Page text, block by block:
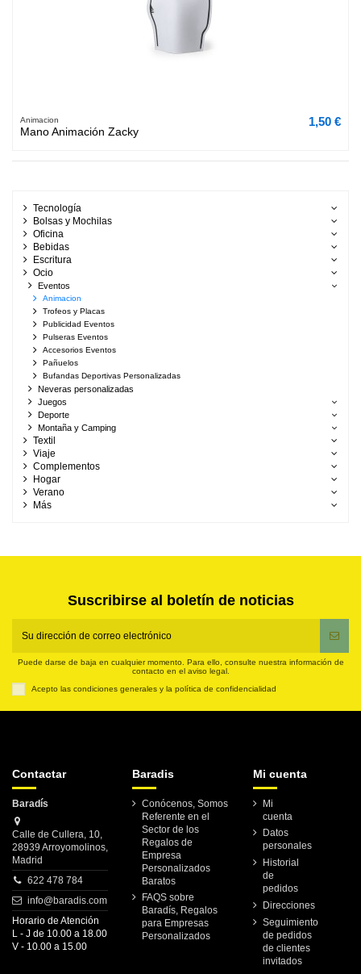
Animacion
Mano Animación Zacky
1,50 €
Tecnología
Bolsas y Mochilas
Oficina
Bebidas
Escritura
Ocio
Eventos
Animacion
Trofeos y Placas
Publicidad Eventos
Pulseras Eventos
Accesorios Eventos
Pañuelos
Bufandas Deportivas Personalizadas
Neveras personalizadas
Juegos
Deporte
Montaña y Camping
Textil
Viaje
Complementos
Hogar
Verano
Más
Suscribirse al boletín de noticias
Puede darse de baja en cualquier momento. Para ello, consulte nuestra información de
contacto en el aviso legal.
Acepto las condiciones generales y la política de confidencialidad
Contactar
Baradís
Calle de Cullera, 10,
28939 Arroyomolinos,
Madrid
622 478 784
info@baradis.com
Horario de Atención
L - J de 10.00 a 18.00
V - 10.00 a 15.00
Baradis
Conócenos, Somos
Referente en el
Sector de los
Regalos de
Empresa
Personalizados
Baratos
FAQS sobre
Baradís, Regalos
para Empresas
Personalizados
Mi cuenta
Mi
cuenta
Datos
personales
Historial
de
pedidos
Direcciones
Seguimiento
de pedidos
de clientes
invitados